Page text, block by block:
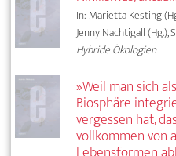
In: Marietta Kesting
Jenny Nachtigall (Hg.),
Hybride Ökologien
»Weil man sich
Biosphäre
vergessen hat,
vollkommen von